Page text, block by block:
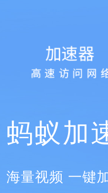
蚂蚁加
海量视频 一键